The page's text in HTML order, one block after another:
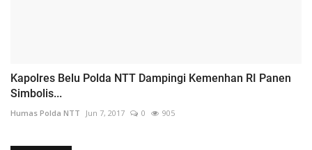
Kapolres Belu Polda NTT Dampingi Kemenhan RI Panen
Simbolis...
Humas Polda NTT Jun 7, 2017 0 905